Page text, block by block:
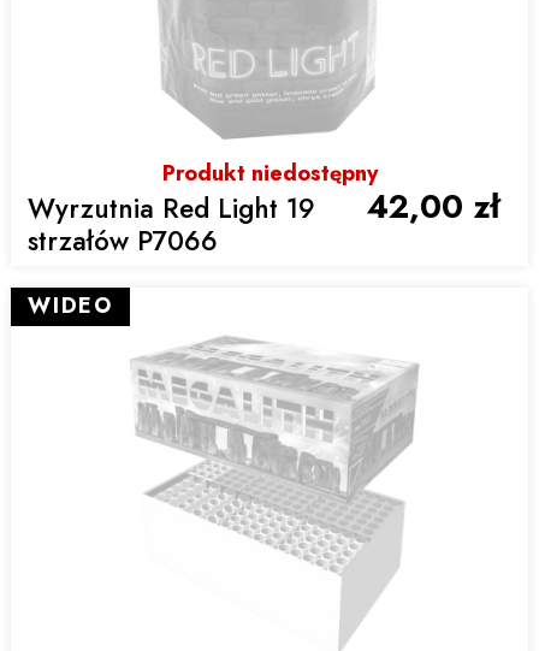
Produkt niedostępny
Wyrzutnia Red Light 19
strzałów P7066
42,00 zł
WIDEO